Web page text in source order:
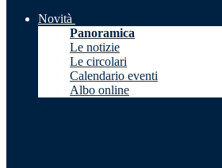
Novità
Panoramica
Le notizie
Le circolari
Calendario eventi
Albo online